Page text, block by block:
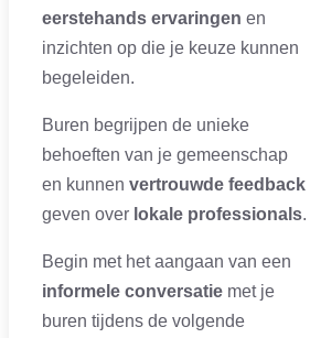
eerstehands ervaringen en
inzichten op die je keuze kunnen
begeleiden.
Buren begrijpen de unieke
behoeften van je gemeenschap
en kunnen vertrouwde feedback
geven over lokale professionals.
Begin met het aangaan van een
informele conversatie met je
buren tijdens de volgende